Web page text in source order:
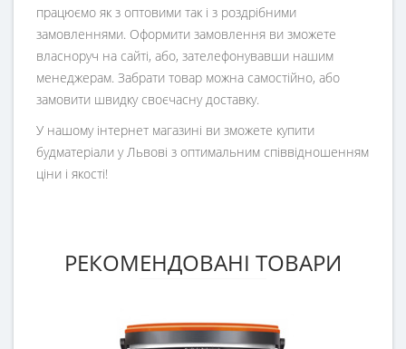
працюємо як з оптовими так і з роздрібними
замовленнями. Оформити замовлення ви зможете
власноруч на сайті, або, зателефонувавши нашим
менеджерам. Забрати товар можна самостійно, або
замовити швидку своєчасну доставку.
У нашому інтернет магазині ви зможете купити
будматеріали у Львові з оптимальним співвідношенням
ціни і якості!
РЕКОМЕНДОВАНІ ТОВАРИ